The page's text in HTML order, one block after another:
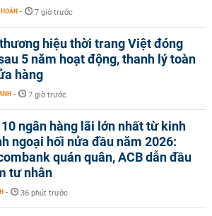
- 7 giờ trước
hiệu thời trang Việt đóng
5 năm hoạt động, thanh lý toàn
hàng
- 7 giờ trước
10 ngân hàng lãi lớn nhất từ kinh
ngoại hối nửa đầu năm 2026:
quán quân, ACB dẫn đầu
tư nhân
- 36 phút trước